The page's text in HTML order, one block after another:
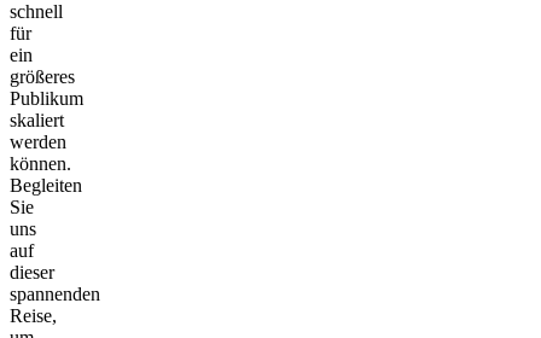
schnell
für
ein
größeres
Publikum
skaliert
werden
können.
Begleiten
Sie
uns
auf
dieser
spannenden
Reise,